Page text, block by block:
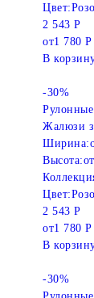
Цвет:
2 543 Р
от1 780 Р
В
-30%
Жалюзи
Ширина:
Высота:
Цвет:
2 543 Р
от1 780 Р
В
-30%